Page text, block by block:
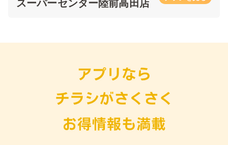
スーパーセンター陸前高田店